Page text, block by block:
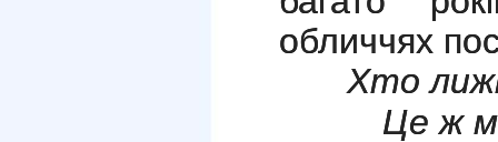
обличчях
Хто
Це ж